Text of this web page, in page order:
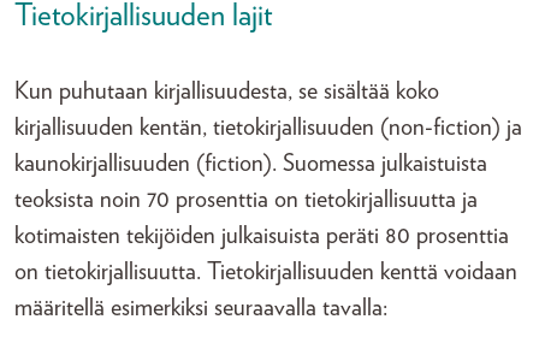
Tietokirjallisuuden lajit
Kun puhutaan kirjallisuudesta, se sisältää koko
kirjallisuuden kentän, tietokirjallisuuden (non-fiction) ja
kaunokirjallisuuden (fiction). Suomessa julkaistuista
teoksista noin 70 prosenttia on tietokirjallisuutta ja
kotimaisten tekijöiden julkaisuista peräti 80 prosenttia
on tietokirjallisuutta. Tietokirjallisuuden kenttä voidaan
määritellä esimerkiksi seuraavalla tavalla: